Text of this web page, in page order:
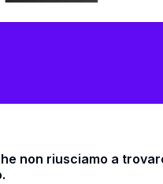
non riusciamo a